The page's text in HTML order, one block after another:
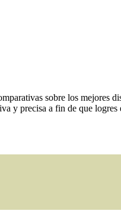
sobre los mejores
y precisa a fin de que logres